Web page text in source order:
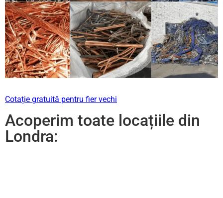
Cotație gratuită pentru fier vechi
Acoperim toate locațiile din
Londra: